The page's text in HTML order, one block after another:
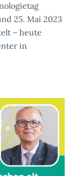
25. Mai 2023
– heute
in